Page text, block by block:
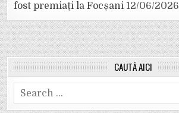
fost premiați la Focșani 12/06/2026
CAUTĂ AICI
Search
for: